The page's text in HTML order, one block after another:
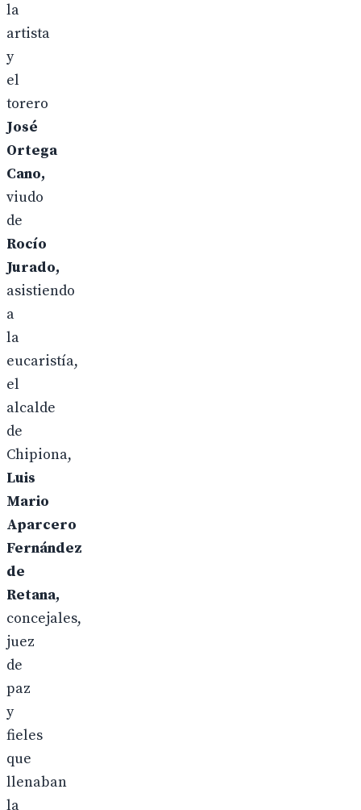
la
artista
y
el
torero
José
Ortega
Cano,
viudo
de
Rocío
Jurado,
asistiendo
a
la
eucaristía,
el
alcalde
de
Chipiona,
Luis
Mario
Aparcero
Fernández
de
Retana,
concejales,
juez
de
paz
y
fieles
que
llenaban
la